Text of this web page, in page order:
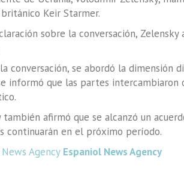
Keir Starmer.
sobre la conversación,
conversación, se abordó la dimensión
informó que las partes
también afirmó que se alcanzó un
continuarán en el próximo período.
Agency Espaniol News Agency